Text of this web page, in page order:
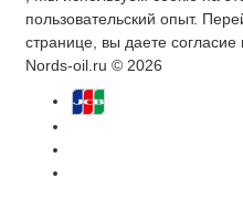
пользовательский опыт.
странице, вы даете
Nords-oil.ru © 2026